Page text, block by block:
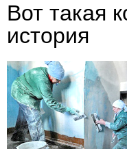
Вот такая
история